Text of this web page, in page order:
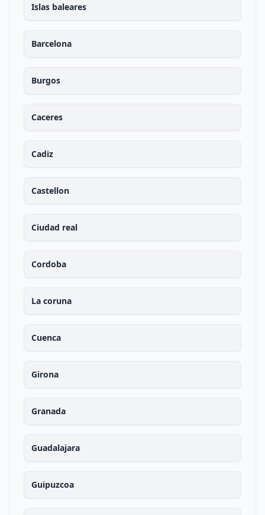
Islas baleares
Barcelona
Burgos
Caceres
Cadiz
Castellon
Ciudad real
Cordoba
La coruna
Cuenca
Girona
Granada
Guadalajara
Guipuzcoa